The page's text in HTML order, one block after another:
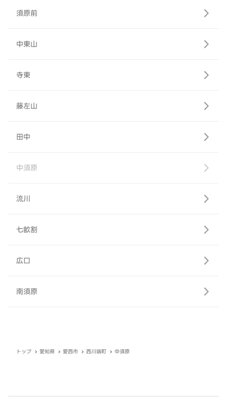
須原前
中東山
寺東
藤左山
田中
中須原
流川
七畝割
広口
南須原
トップ 愛知県 愛西市 西川端町 中須原